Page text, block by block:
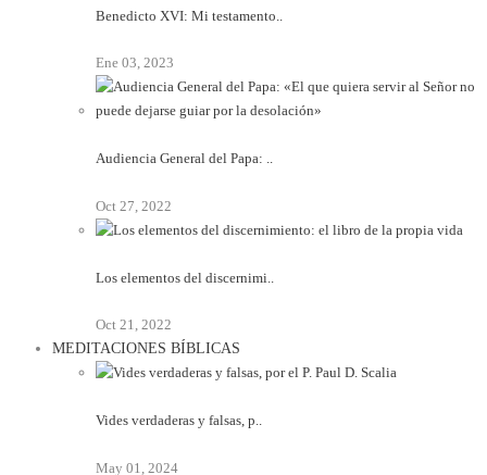
Benedicto XVI: Mi testamento..
Ene 03, 2023
Audiencia General del Papa: ..
Oct 27, 2022
Los elementos del discernimi..
Oct 21, 2022
MEDITACIONES BÍBLICAS
Vides verdaderas y falsas, p..
May 01, 2024